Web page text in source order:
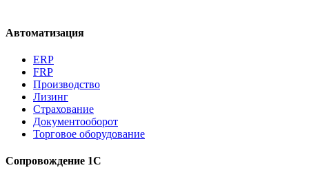
Автоматизация
ERP
FRP
Производство
Лизинг
Страхование
Документооборот
Торговое оборудование
Сопровождение 1С